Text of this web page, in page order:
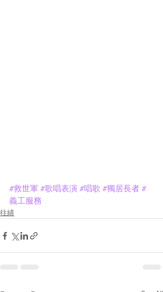
#救世軍 #歌唱表演 #唱歌 #獨居長者 #
義工服務
往績